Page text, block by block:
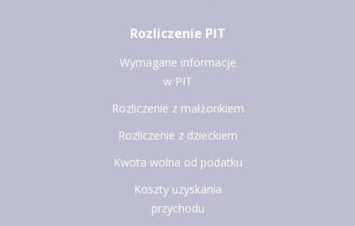
Rozliczenie PIT
Wymagane informacje
w PIT
Rozliczenie z małżonkiem
Rozliczenie z dzieckiem
Kwota wolna od podatku
Koszty uzyskania
przychodu